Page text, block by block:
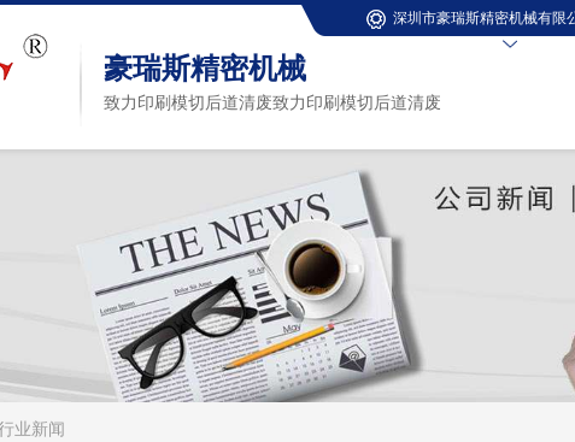
豪瑞斯精密机械
致力印刷模切后道清废致力印刷模切后道清废
深圳市豪瑞斯精密机械有限
业新闻